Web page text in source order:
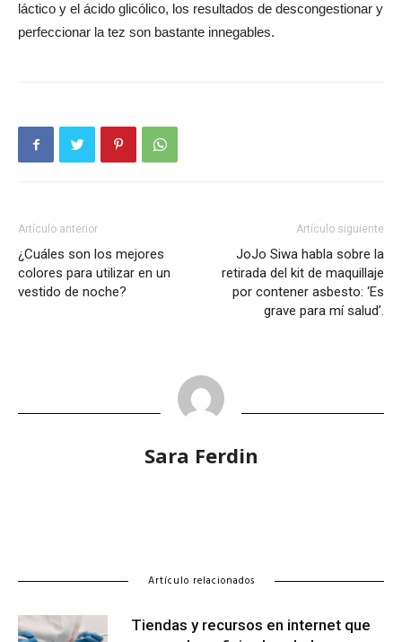
láctico y el ácido glicólico, los resultados de descongestionar y
perfeccionar la tez son bastante innegables.
Artículo anterior
¿Cuáles son los mejores
colores para utilizar en un
vestido de noche?
Artículo siguiente
JoJo Siwa habla sobre la
retirada del kit de maquillaje
por contener asbesto: ‘Es
grave para mí salud’.
Sara Ferdin
Artículo relacionados
Tiendas y recursos en internet que